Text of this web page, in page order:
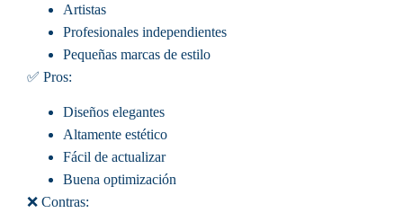
Artistas
Profesionales independientes
Pequeñas marcas de estilo
✅ Pros:
Diseños elegantes
Altamente estético
Fácil de actualizar
Buena optimización
❌ Contras: